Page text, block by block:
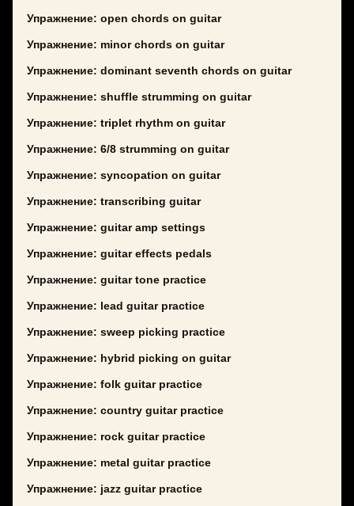
Упражнение: open chords on guitar
Упражнение: minor chords on guitar
Упражнение: dominant seventh chords on guitar
Упражнение: shuffle strumming on guitar
Упражнение: triplet rhythm on guitar
Упражнение: 6/8 strumming on guitar
Упражнение: syncopation on guitar
Упражнение: transcribing guitar
Упражнение: guitar amp settings
Упражнение: guitar effects pedals
Упражнение: guitar tone practice
Упражнение: lead guitar practice
Упражнение: sweep picking practice
Упражнение: hybrid picking on guitar
Упражнение: folk guitar practice
Упражнение: country guitar practice
Упражнение: rock guitar practice
Упражнение: metal guitar practice
Упражнение: jazz guitar practice